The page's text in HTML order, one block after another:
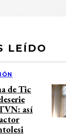
LEÍDO
de Tic
así